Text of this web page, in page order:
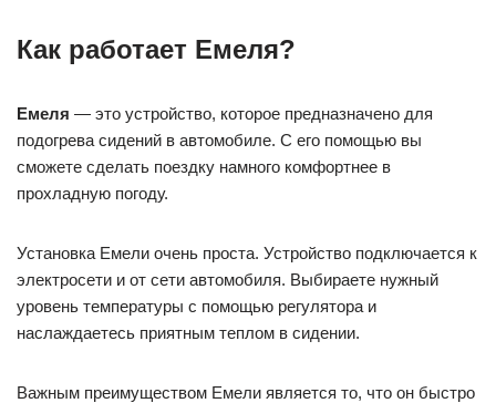
Как работает Емеля?
Емеля — это устройство, которое предназначено для
подогрева сидений в автомобиле. С его помощью вы
сможете сделать поездку намного комфортнее в
прохладную погоду.
Установка Емели очень проста. Устройство подключается к
электросети и от сети автомобиля. Выбираете нужный
уровень температуры с помощью регулятора и
наслаждаетесь приятным теплом в сидении.
Важным преимуществом Емели является то, что он быстро